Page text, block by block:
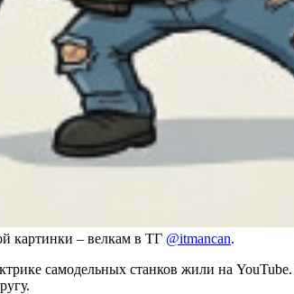
картинки – велкам в ТГ @itmancan.
самодельных станков жили на